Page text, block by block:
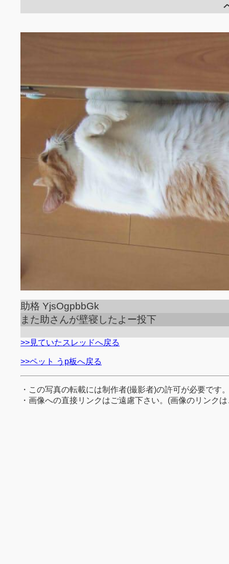
助格 YjsOgpbbGk
また助さんが壁寝したよー投下
>>見ていたスレッドへ戻る
>>ペット うp板へ戻る
・この写真の転載には制作者(撮影者)の許可が必要です
・画像への直接リンクはご遠慮下さい。(画像のリンク